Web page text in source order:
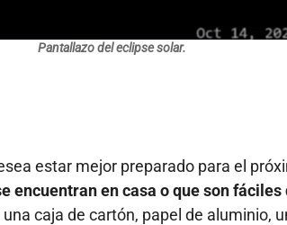
Pantallazo del eclipse solar.
estar mejor preparado para el
encuentran en casa o que son
caja de cartón, papel de aluminio,